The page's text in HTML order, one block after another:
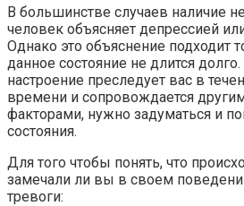
В большинстве случаев наличие
человек объясняет депрессией
Однако это объяснение подходит
данное состояние не длится
настроение преследует вас в
времени и сопровождается
факторами, нужно задуматься и
состояния.
Для того чтобы понять, что
замечали ли вы в своем
тревоги: